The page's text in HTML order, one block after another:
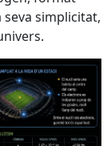
simplicitat,